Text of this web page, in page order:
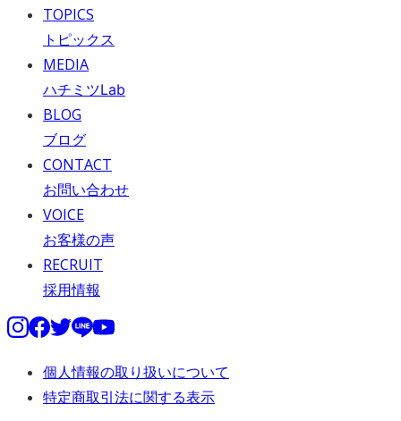
TOPICS
トピックス
MEDIA
ハチミツLab
BLOG
ブログ
CONTACT
お問い合わせ
VOICE
お客様の声
RECRUIT
採用情報
個人情報の取り扱いについて
特定商取引法に関する表示